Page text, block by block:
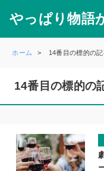
やっぱり物語
ホーム 14番目の標的の
14番目の標的の